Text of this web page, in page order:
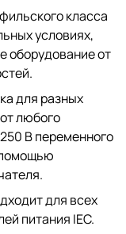
класса
условиях,
оборудование от
для разных
любого
В переменного
для всех
питания IEC.